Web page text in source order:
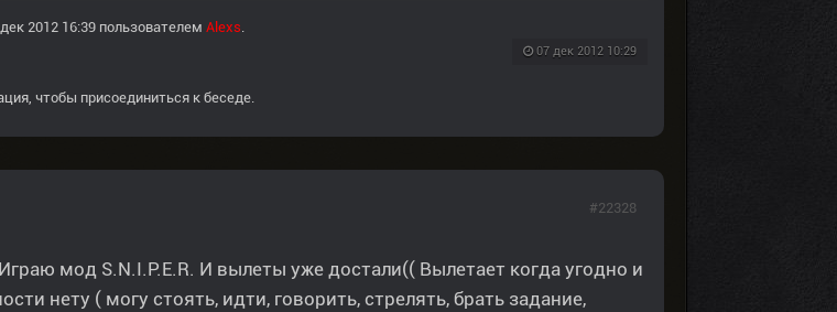
2012 16:39 пользователем Alexs.
07 дек 2012 10:29
, чтобы присоединиться к беседе.
мод S.N.I.P.E.R. И вылеты уже достали(( Вылетает когда угодно и
нету ( могу стоять, идти, говорить, стрелять, брать задание,
#22328